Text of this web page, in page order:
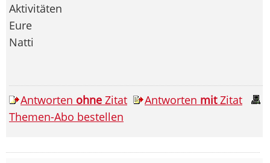
Aktivitäten
Eure
Natti
Antworten ohne Zitat Antworten mitZitat
Themen-Abo bestellen